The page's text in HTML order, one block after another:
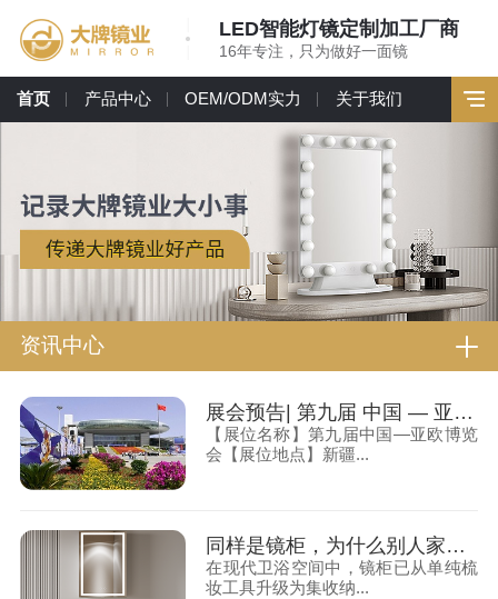
LED智能灯镜定制加工厂商
16年专注，只为做好一面镜
首页 产品中心 OEM/ODM实力 关于我们
资讯中心
展会预告| 第九届 中国 — 亚欧博览会（新疆亚欧博览会） 大牌镜业诚邀您莅临
【展位名称】第九届中国—亚欧博览
会【展位地点】新疆...
同样是镜柜，为什么别人家能用 15 年，你家 2 年就报废？
在现代卫浴空间中，镜柜已从单纯梳
妆工具升级为集收纳...